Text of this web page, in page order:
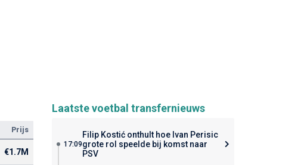
Prijs
€1.7M
Laatste voetbal transfernieuws
17:09
Filip Kostić onthult hoe Ivan Perisic
grote rol speelde bij komst naar
PSV